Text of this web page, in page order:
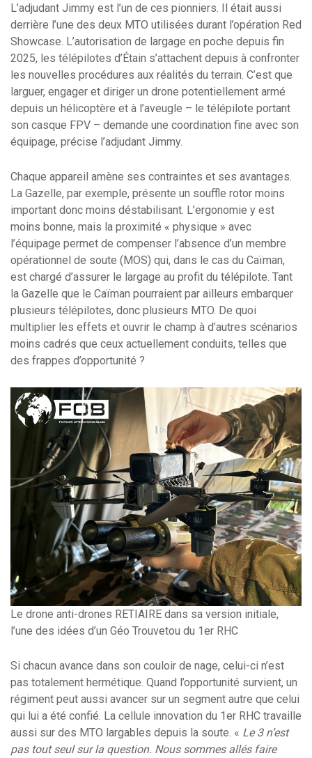
L’adjudant Jimmy est l’un de ces pionniers. Il était aussi
derrière l’une des deux MTO utilisées durant l’opération Red
Showcase. L’autorisation de largage en poche depuis fin
2025, les télépilotes d’Étain s’attachent depuis à confronter
les nouvelles procédures aux réalités du terrain. C’est que
larguer, engager et diriger un drone potentiellement armé
depuis un hélicoptère et à l’aveugle – le télépilote portant
son casque FPV – demande une coordination fine avec son
équipage, précise l’adjudant Jimmy.
Chaque appareil amène ses contraintes et ses avantages.
La Gazelle, par exemple, présente un souffle rotor moins
important donc moins déstabilisant. L’ergonomie y est
moins bonne, mais la proximité « physique » avec
l’équipage permet de compenser l’absence d’un membre
opérationnel de soute (MOS) qui, dans le cas du Caïman,
est chargé d’assurer le largage au profit du télépilote. Tant
la Gazelle que le Caïman pourraient par ailleurs embarquer
plusieurs télépilotes, donc plusieurs MTO. De quoi
multiplier les effets et ouvrir le champ à d’autres scénarios
moins cadrés que ceux actuellement conduits, telles que
des frappes d’opportunité ?
Le drone anti-drones RETIAIRE dans sa version initiale,
l’une des idées d’un Géo Trouvetou du 1er RHC
Si chacun avance dans son couloir de nage, celui-ci n’est
pas totalement hermétique. Quand l’opportunité survient, un
régiment peut aussi avancer sur un segment autre que celui
qui lui a été confié. La cellule innovation du 1er RHC travaille
aussi sur des MTO largables depuis la soute. « Le 3 n’est
pas tout seul sur la question. Nous sommes allés faire